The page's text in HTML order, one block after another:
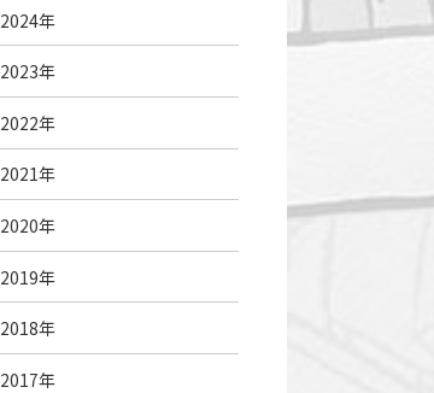
2024年
2023年
2022年
2021年
2020年
2019年
2018年
2017年